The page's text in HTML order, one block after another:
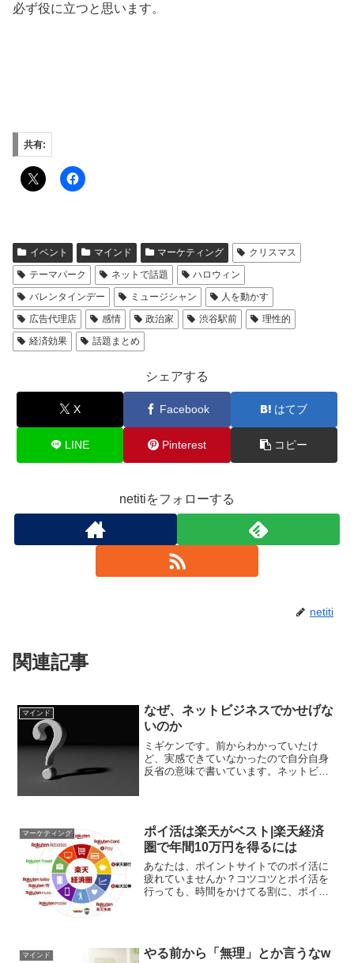
必ず役に立つと思います。
共有:
イベント マインド マーケティング
クリスマス
テーマパーク
ネットで話題
ハロウィン
バレンタインデー
ミュージシャン
人を動かす
広告代理店
感情 政治家 渋谷駅前
理性的
経済効果
話題まとめ
シェアする
X Facebook はてブ
LINE Pinterest コピー
netitiをフォローする
netiti
関連記事
マインド
なぜ、ネットビジネスでかせげな
いのか
ミギケンです。前からわかっていたけ
ど、実感できていなかったので自分自身
反省の意味で書いています。ネットビジ
マーケティング
ポイ活は楽天がベスト|楽天経済
圏で年間10万円を得るには
あなたは、ポイントサイトでのポイ活に
疲れていませんか？コツコツとポイ活を
行っても、時間をかけてる割に、ポイン
マインド やる前から「無理」とか言うなw